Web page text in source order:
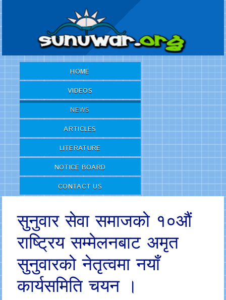
HOME
VIDEOS
NEWS
ARTICLES
LITERATURE
NOTICE BOARD
CONTACT US
सुनुवार सेवा समाजको १०औं
राष्ट्रिय सम्मेलनबाट अमृत
सुनुवारको नेतृत्वमा नयाँ
कार्यसमिति चयन ।